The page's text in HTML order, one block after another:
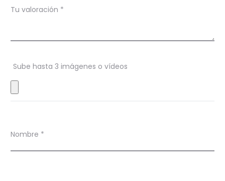
i
o
e
s
Tu valoración *
Sube hasta 3 imágenes o vídeos
Nombre *